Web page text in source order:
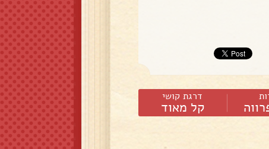
דרגת קושי
קל מאוד